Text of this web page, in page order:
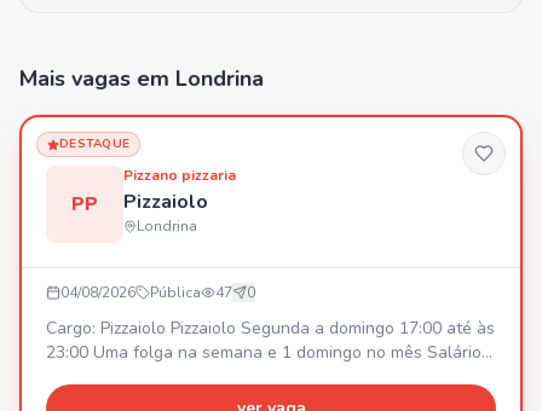
Mais vagas em Londrina
DESTAQUE
PP
Pizzano pizzaria
Pizzaiolo
Londrina
04/08/2026 Pública 47 0
Cargo: Pizzaiolo Pizzaiolo Segunda a domingo 17:00 até às
23:00 Uma folga na semana e 1 domingo no mês Salário
desenvolvimento.